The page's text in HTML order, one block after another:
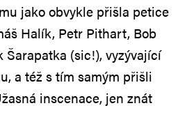
jako obvykle přišla petice
Halík, Petr Pithart, Bob
Šarapatka (sic!), vyzývající
a též s tím samým přišli
inscenace, jen znát